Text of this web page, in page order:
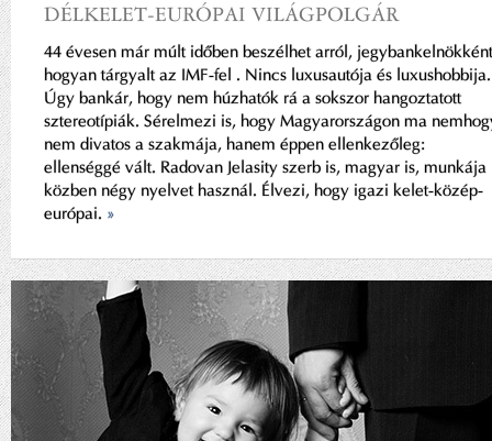
DÉLKELET-EURÓPAI VILÁGPOLGÁR
44 évesen már múlt időben beszélhet arról, jegybankelnökként
hogyan tárgyalt az IMF-fel . Nincs luxusautója és luxushobbija.
Úgy bankár, hogy nem húzhatók rá a sokszor hangoztatott
sztereotípiák. Sérelmezi is, hogy Magyarországon ma
nem divatos a szakmája, hanem éppen ellenkezőleg:
ellenséggé vált. Radovan Jelasity szerb is, magyar is, munkája
közben négy nyelvet használ. Élvezi, hogy igazi kelet-közép-
európai. »